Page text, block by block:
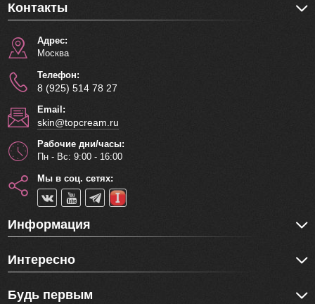
Контакты
Адрес:
Москва
Телефон:
8 (925) 514 78 27
Email:
skin@topcream.ru
Рабочие дни/часы:
Пн - Вс: 9:00 - 16:00
Мы в соц. сетях:
Информация
Интересно
Будь первым